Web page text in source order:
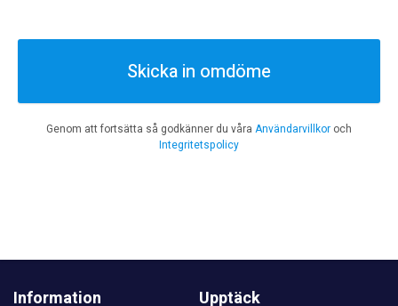
Skicka in omdöme
Genom att fortsätta så godkänner du våra Användarvillkor och
Integritetspolicy
Information Upptäck